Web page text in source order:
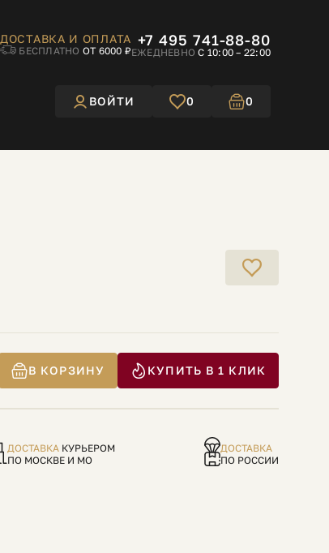
ДОСТАВКА И ОПЛАТА
БЕСПЛАТНО ОТ 6000 ₽
+7 495 741-88-80
ЕЖЕДНЕВНОС 10:00 – 22:00
ВОЙТИ 0 0
В КОРЗИНУ КУПИТЬ В 1 КЛИК
ДОСТАВКА КУРЬЕРОМ
ПО МОСКВЕ И МО
ДОСТАВКА
ПО РОССИИ